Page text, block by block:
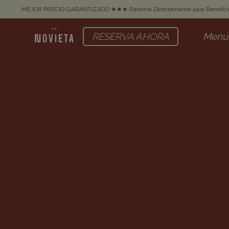
MEJOR PRECIO GARANTIZADO ★★★ Reserva Directamente para
RESERVA AHORA Menú